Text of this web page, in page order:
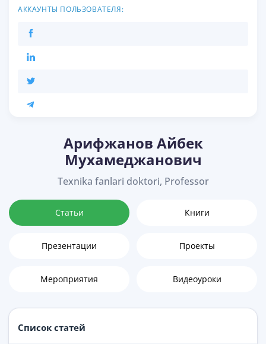
АККАУНТЫ ПОЛЬЗОВАТЕЛЯ:
Арифжанов Айбек
Мухамеджанович
Texnika fanlari doktori, Professor
Статьи Книги
Презентации Проекты
Мероприятия Видеоуроки
Список статей